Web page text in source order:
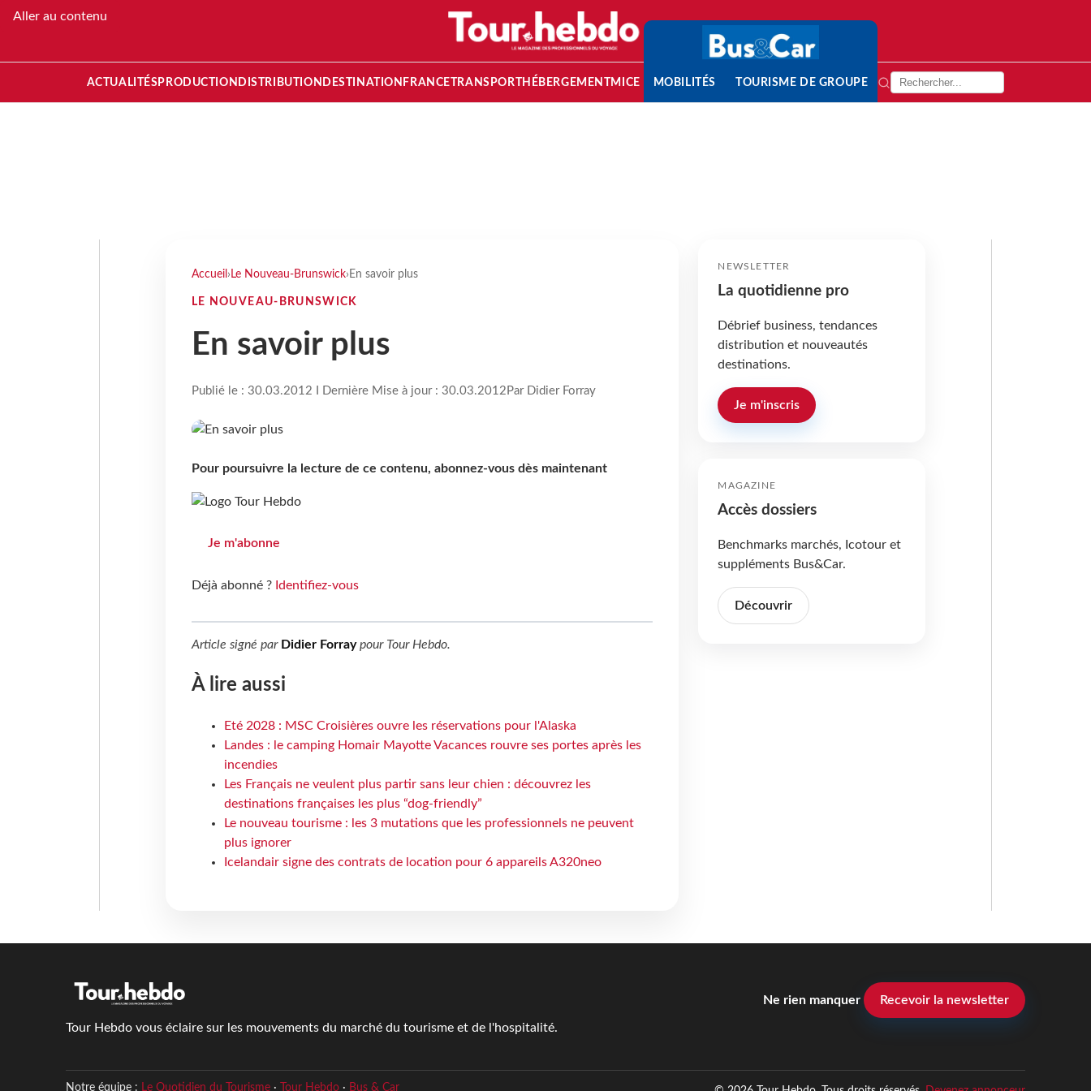
Aller au contenu
ACTUALITÉS PRODUCTION DISTRIBUTION DESTINATION FRANCETRANSPORT HÉBERGEMENTMICE MOBILITÉS TOURISME DE GROUPE
Accueil › Le Nouveau-Brunswick› En savoir plus
LE NOUVEAU-BRUNSWICK
En savoir plus
Publié le : 30.03.2012 I Dernière Mise à jour : 30.03.2012 Par Didier Forray
Pour poursuivre la lecture de ce contenu, abonnez-vous dès maintenant
Je m'abonne
Déjà abonné ? Identifiez-vous
Article signé par Didier Forraypour Tour Hebdo.
À lire aussi
Eté 2028 : MSC Croisières ouvre les réservations pour l'Alaska
Landes : le camping Homair Mayotte Vacances rouvre ses portes après les
incendies
Les Français ne veulent plus partir sans leur chien : découvrez les
destinations françaises les plus “dog-friendly”
Le nouveau tourisme : les 3 mutations que les professionnels ne peuvent
plus ignorer
Icelandair signe des contrats de location pour 6 appareils A320neo
NEWSLETTER
La quotidienne pro
Débrief business, tendances
distribution et nouveautés
destinations.
Je m'inscris
MAGAZINE
Accès dossiers
Benchmarks marchés, Icotour et
suppléments Bus&Car.
Découvrir
Tour Hebdo vous éclaire sur les mouvements du marché du tourisme et de l'hospitalité.
Ne rien manquer Recevoir la newsletter
Notre équipe : Le Quotidien du Tourisme· Tour Hebdo· Bus & Car